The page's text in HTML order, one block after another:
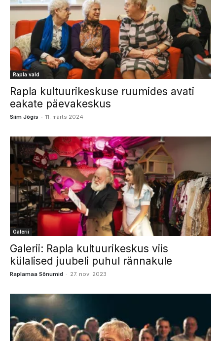
Rapla vald
Rapla kultuurikeskuse ruumides avati
eakate päevakeskus
Siim Jõgis - 11. märts 2024
Galerii
Galerii: Rapla kultuurikeskus viis
külalised juubeli puhul rännakule
Raplamaa Sõnumid - 27. nov. 2023